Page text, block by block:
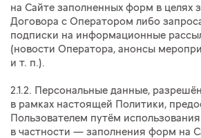
на Сайте заполненных форм в целях
Договора с Оператором либо
подписки на информационные
(новости Оператора, анонсы
и т. п. ).
2.1.2. Персональные данные,
в рамках настоящей Политики,
Пользователем путём
в частности — заполнения форм на